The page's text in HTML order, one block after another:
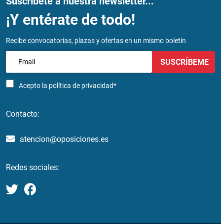
¡Y entérate de todo!
Recibe convocatorias, plazas y ofertas en un mismo boletín
Acepto la política de privacidad*
SUSCRÍBEME
Contacto:
atencion@oposiciones.es
Redes sociales: